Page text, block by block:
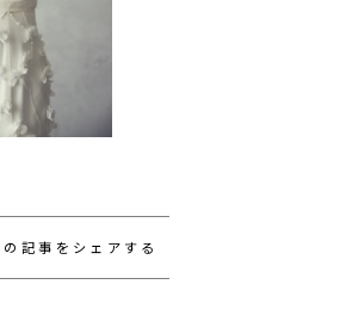
の記事をシェアする